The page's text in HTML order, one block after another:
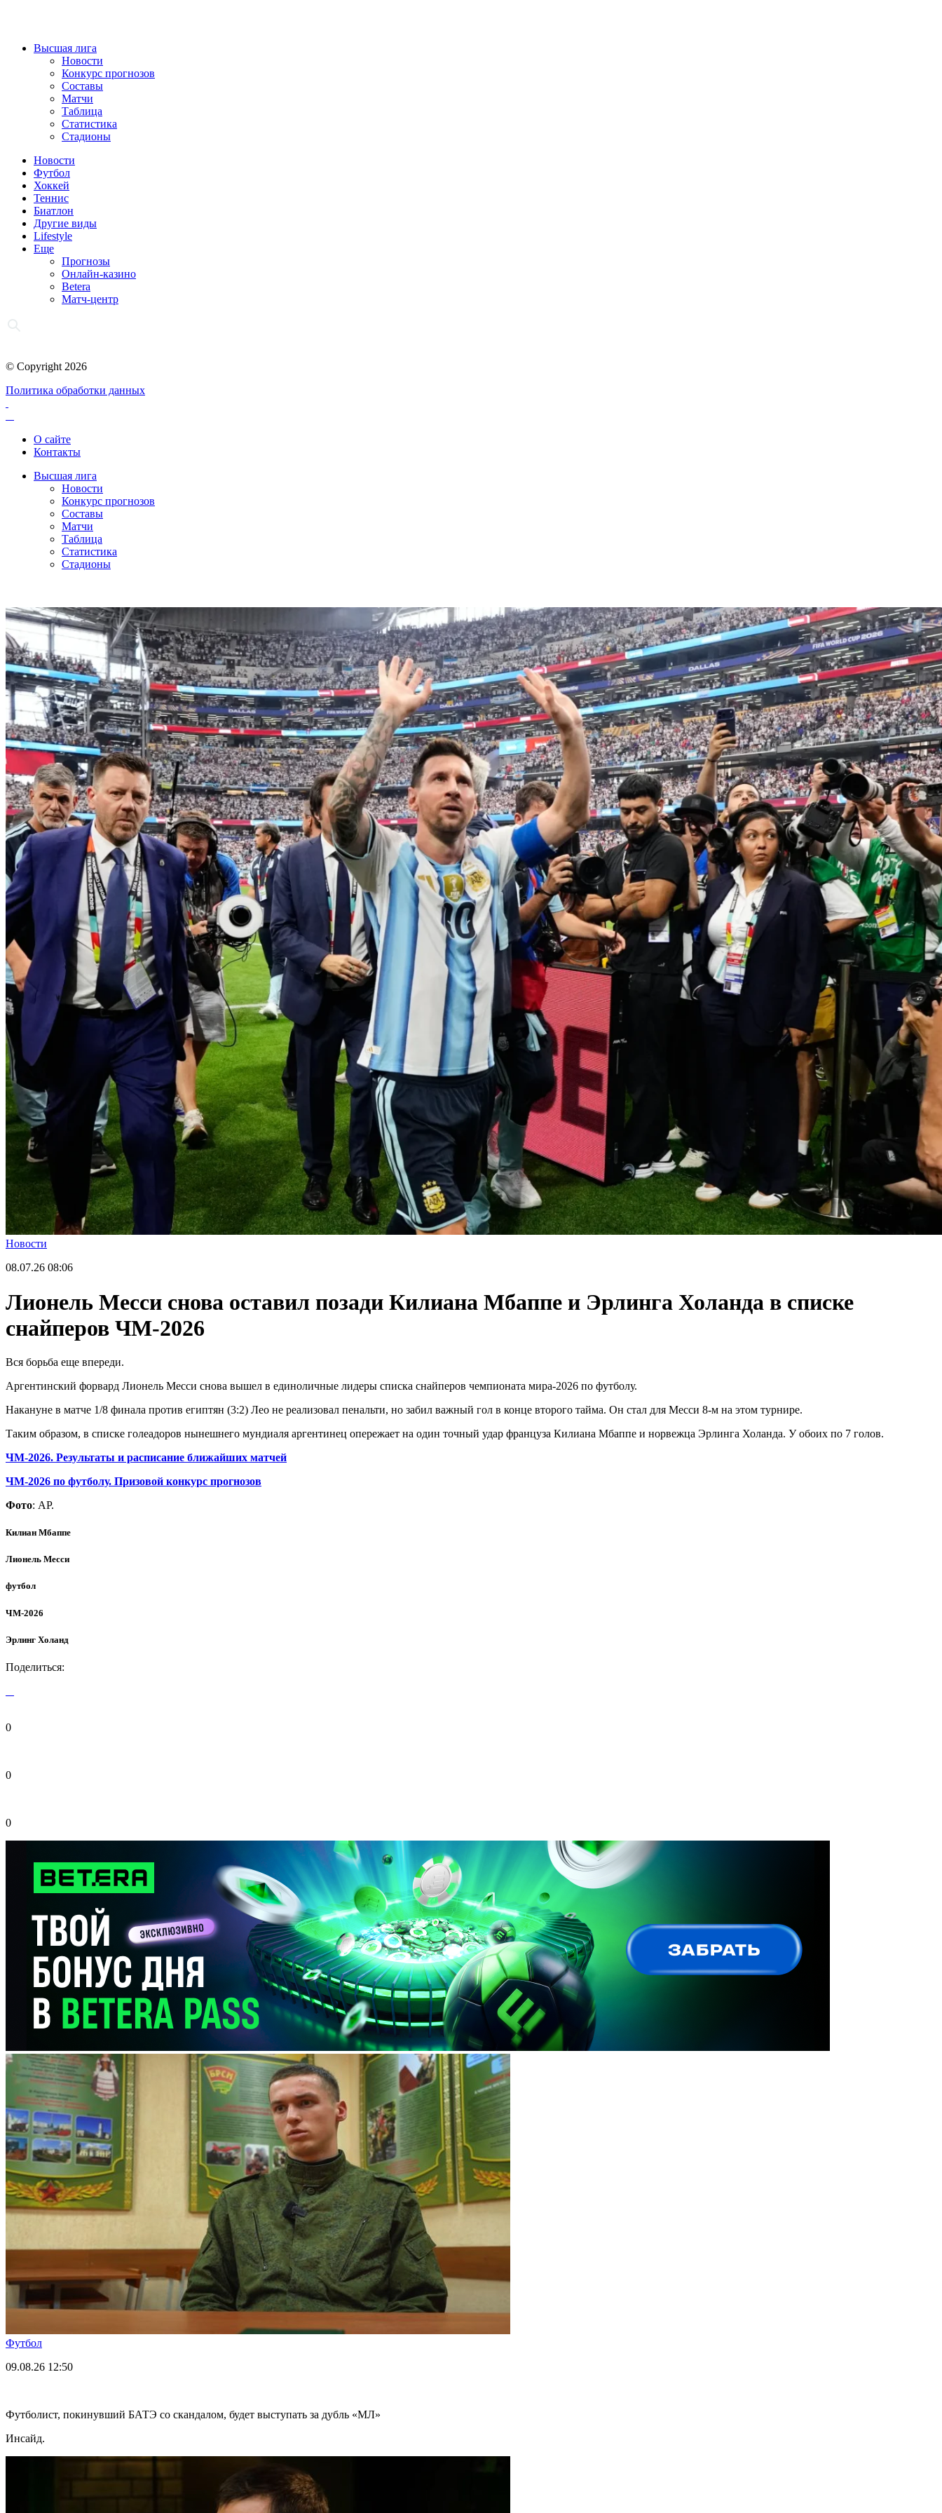
Высшая лига
Новости
Конкурс прогнозов
Составы
Матчи
Таблица
Статистика
Стадионы
Новости
Футбол
Хоккей
Теннис
Биатлон
Другие виды
Lifestyle
Еще
Прогнозы
Онлайн-казино
Betera
Матч-центр
© Copyright 2026
Политика обработки данных
О сайте
Контакты
Высшая лига
Новости
Конкурс прогнозов
Составы
Матчи
Таблица
Статистика
Стадионы
Новости
08.07.26 08:06
Лионель Месси снова оставил позади Килиана Мбаппе и Эрлинга Холанда в списке
снайперов ЧМ-2026
Вся борьба еще впереди.
Аргентинский форвард Лионель Месси снова вышел в единоличные лидеры списка снайперов чемпионата мира-2026 по футболу.
Накануне в матче 1/8 финала против египтян (3:2) Лео не реализовал пенальти, но забил важный гол в конце второго тайма. Он стал для Месси 8-м на этом турнире.
Таким образом, в списке голеадоров нынешнего мундиаля аргентинец опережает на один точный удар француза Килиана Мбаппе и норвежца Эрлинга Холанда. У обоих по 7 голов.
ЧМ-2026. Результаты и расписание ближайших матчей
ЧМ-2026 по футболу. Призовой конкурс прогнозов
Фото: АР.
Килиан Мбаппе
Лионель Месси
футбол
ЧМ-2026
Эрлинг Холанд
Поделиться:
0
0
0
Футбол
09.08.26 12:50
Футболист, покинувший БАТЭ со скандалом, будет выступать за дубль «МЛ»
Инсайд.